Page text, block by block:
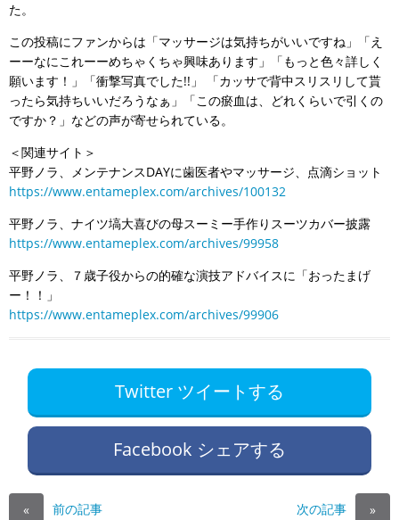
た。
この投稿にファンからは「マッサージは気持ちがいいですね」「え
ーーなにこれーーめちゃくちゃ興味あります」「もっと色々詳しく
願います！」「衝撃写真でした!!」 「カッサで背中スリスリして貰
ったら気持ちいいだろうなぁ」「この瘀血は、どれくらいで引くの
ですか？」などの声が寄せられている。
＜関連サイト＞
平野ノラ、メンテナンスDAYに歯医者やマッサージ、点滴ショット
https://www.entameplex.com/archives/100132
平野ノラ、ナイツ塙大喜びの母スーミー手作りスーツカバー披露
https://www.entameplex.com/archives/99958
平野ノラ、７歳子役からの的確な演技アドバイスに「おったまげ
ー！！」
https://www.entameplex.com/archives/99906
Twitter ツイートする
Facebook シェアする
« 前の記事 次の記事 »